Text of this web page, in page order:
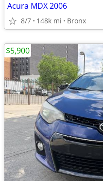
Acura MDX 2006
8/7 148k mi Bronx
$5,900